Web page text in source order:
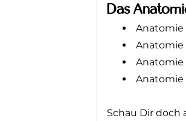
Das
Anatomie
Anatomie
Anatomie
Anatomie
Schau Dir doch